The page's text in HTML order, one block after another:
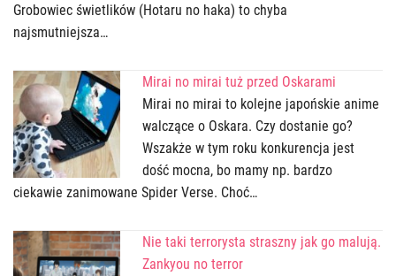
Grobowiec świetlików (Hotaru no haka) to chyba
najsmutniejsza…
Mirai no mirai tuż przed Oskarami
Mirai no mirai to kolejne japońskie anime
walczące o Oskara. Czy dostanie go?
Wszakże w tym roku konkurencja jest
dość mocna, bo mamy np. bardzo
ciekawie zanimowane Spider Verse. Choć…
Nie taki terrorysta straszny jak go malują.
Zankyou no terror